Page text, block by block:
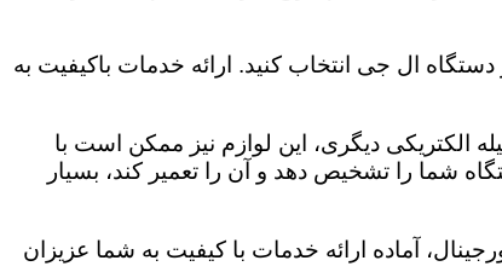
ال جی انتخاب کنید. ارائه خدمات باکیفیت به
الکتریکی دیگری، این لوازم نیز ممکن است با
شما را تشخیص دهد و آن را تعمیر کند، بسیار
آماده ارائه خدمات با کیفیت به شما عزیزان